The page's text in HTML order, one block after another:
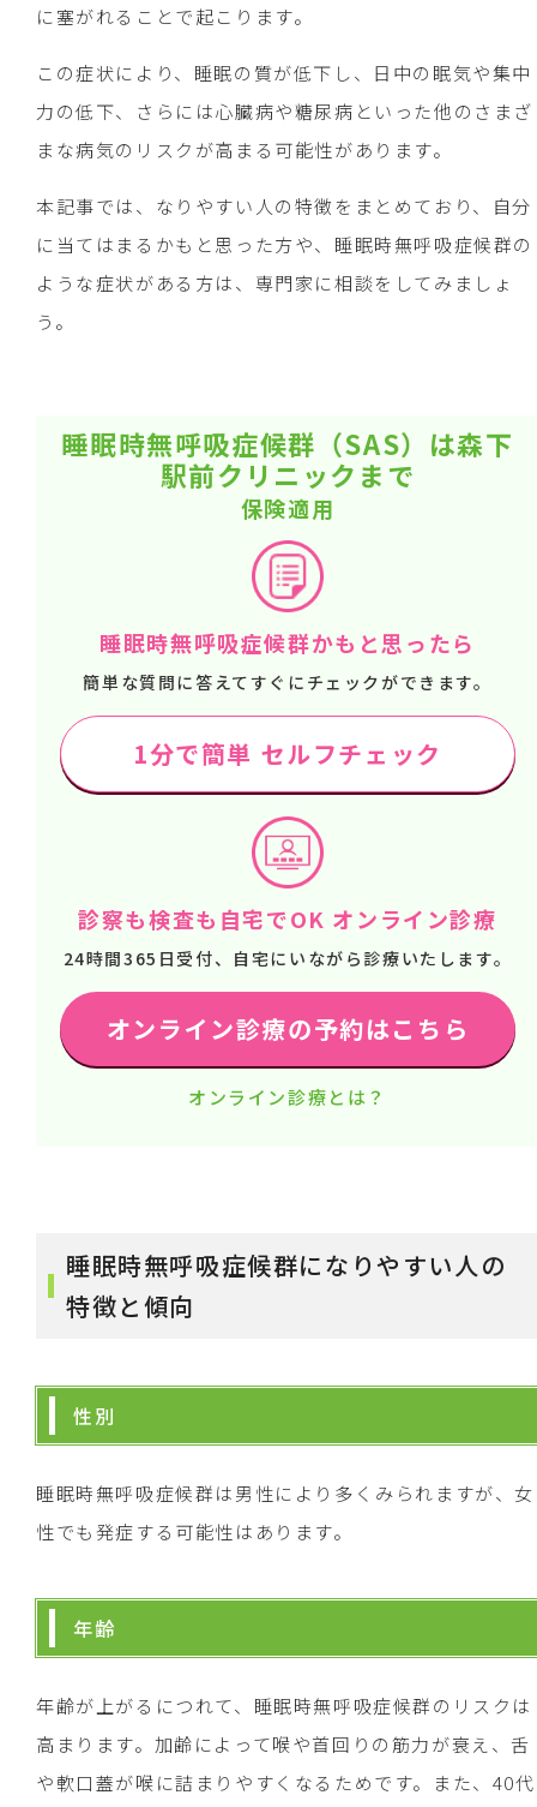
に塞がれることで起こります。
この症状により、睡眠の質が低下し、日中の眠気や集中
力の低下、さらには心臓病や糖尿病といった他のさまざ
まな病気のリスクが高まる可能性があります。
本記事では、なりやすい人の特徴をまとめており、自分
に当てはまるかもと思った方や、睡眠時無呼吸症候群の
ような症状がある方は、専門家に相談をしてみましょ
う。
睡眠時無呼吸症候群（SAS）は森下
駅前クリニックまで
保険適用
睡眠時無呼吸症候群かもと思ったら
簡単な質問に答えてすぐにチェックができます。
1分で簡単 セルフチェック
診察も検査も自宅でOK オンライン診療
24時間365日受付、自宅にいながら診療いたします。
オンライン診療の予約はこちら
オンライン診療とは？
睡眠時無呼吸症候群になりやすい人の
特徴と傾向
性別
睡眠時無呼吸症候群は男性により多くみられますが、女
性でも発症する可能性はあります。
年齢
年齢が上がるにつれて、睡眠時無呼吸症候群のリスクは
高まります。加齢によって喉や首回りの筋力が衰え、舌
や軟口蓋が喉に詰まりやすくなるためです。また、40代